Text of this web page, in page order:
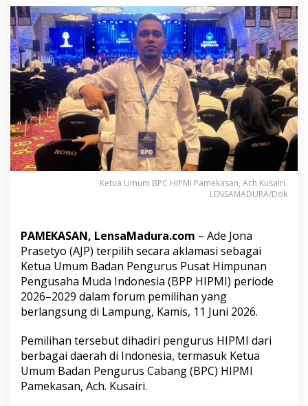
I
P
a
m
e
k
a
s
a
n
H
a
r
a
p
m
i
m
p
i
n
a
A
J
P
P
e
Ketua Umum BPC HIPMI Pamekasan, Ach Kusairi.
LENSAMADURA/Dok
PAMEKASAN, LensaMadura.com – Ade Jona
Prasetyo (AJP) terpilih secara aklamasi sebagai
Ketua Umum Badan Pengurus Pusat Himpunan
Pengusaha Muda Indonesia (BPP HIPMI) periode
2026–2029 dalam forum pemilihan yang
berlangsung di Lampung, Kamis, 11 Juni 2026.
Pemilihan tersebut dihadiri pengurus HIPMI dari
berbagai daerah di Indonesia, termasuk Ketua
Umum Badan Pengurus Cabang (BPC) HIPMI
Pamekasan, Ach. Kusairi.